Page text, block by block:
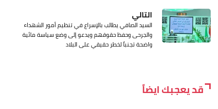
التالي
السيد الصافي يطالب بالإسراع في تنظيم أمور الشهداء
والجرحى وحفظ حقوقهم ويدعو إلى وضع سياسة مائية
واضحة تجنباً لخطر حقيقي على البلاد
قد يعجبك ايضاً